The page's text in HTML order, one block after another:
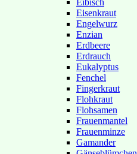
Eibisch
Eisenkraut
Engelwurz
Enzian
Erdbeere
Erdrauch
Eukalyptus
Fenchel
Fingerkraut
Flohkraut
Flohsamen
Frauenmantel
Frauenminze
Gamander